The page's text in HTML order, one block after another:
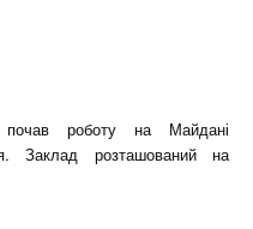
роботу на Майдані
Заклад розташований на